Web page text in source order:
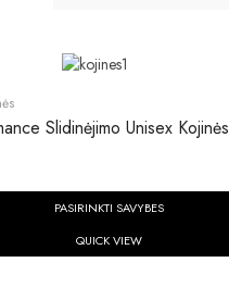
Slidinėjimo Unisex Kojinės
PASIRINKTI SAVYBES
QUICK VIEW